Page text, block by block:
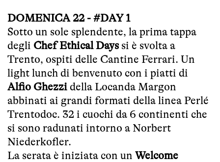
DOMENICA 22 - #DAY 1
Sotto un sole splendente, la prima tappa
degli Chef Ethical Dayssi è svolta a
Trento, ospiti delle Cantine Ferrari. Un
light lunch di benvenuto con i piatti di
Alfio Ghezzi della Locanda Margon
abbinati ai grandi formati della linea Perlé
Trentodoc. 32 i cuochi da 6 continenti che
si sono radunati intorno a Norbert
Niederkofler.
La serata è iniziata con un Welcome